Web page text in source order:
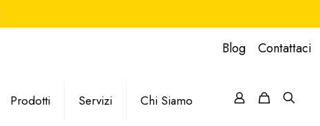
Blog Contattaci
Prodotti Servizi Chi Siamo